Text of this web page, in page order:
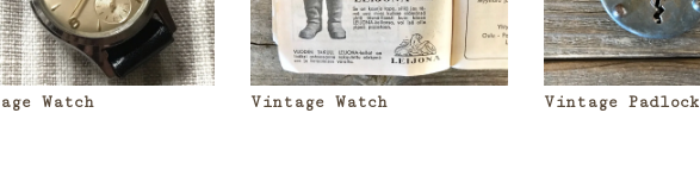
Watch Vintage Watch Vintage Padlock